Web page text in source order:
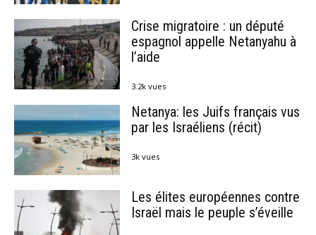
Crise migratoire : un député
espagnol appelle Netanyahu à
l’aide
3.2k vues
Netanya: les Juifs français vus
par les Israéliens (récit)
3k vues
Les élites européennes contre
Israël mais le peuple s’éveille